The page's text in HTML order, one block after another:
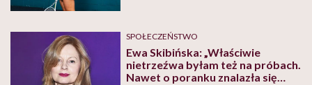
SPOŁECZEŃSTWO
Ewa Skibińska: „Właściwie
nietrzeźwa byłam też na próbach.
Nawet o poranku znalazła się